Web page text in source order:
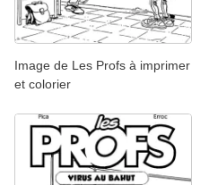
Image de Les Profs à imprimer
et colorier